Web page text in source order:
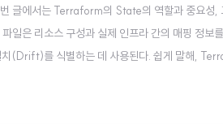
글에서는 Terraform의 State의 역할과 중요성,
은 리소스 구성과 실제 인프라 간의 매핑 정보
치(Drift)를 식별하는 데 사용된다. 쉽게 말해,